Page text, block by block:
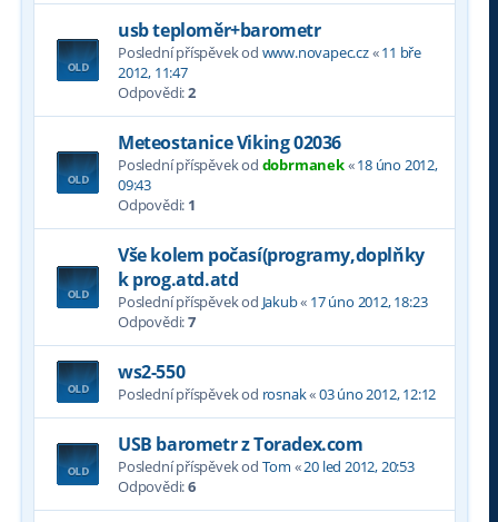
usb teploměr+barometr
Poslední příspěvek od www.novapec.cz«11 bře
2012, 11:47
Odpovědi:2
Meteostanice Viking 02036
Poslední příspěvek od dobrmanek«18 úno 2012,
09:43
Odpovědi: 1
Vše kolem počasí(programy,doplňky
k prog.atd.atd
Poslední příspěvek od Jakub« 17 úno 2012, 18:23
Odpovědi:7
ws2-550
Poslední příspěvek od rosnak«03 úno 2012, 12:12
USB barometr z Toradex.com
Poslední příspěvek od Tom «20 led 2012, 20:53
Odpovědi:6